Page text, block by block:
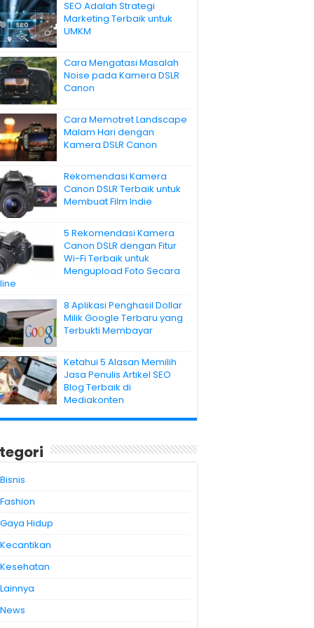
SEO Adalah Strategi
Marketing Terbaik untuk
UMKM
Cara Mengatasi Masalah
Noise pada Kamera DSLR
Canon
Cara Memotret Landscape
Malam Hari dengan
Kamera DSLR Canon
Rekomendasi Kamera
Canon DSLR Terbaik untuk
Membuat Film Indie
5 Rekomendasi Kamera
Canon DSLR dengan Fitur
Wi-Fi Terbaik untuk
Mengupload Foto Secara
8 Aplikasi Penghasil Dollar
Milik Google Terbaru yang
Terbukti Membayar
Ketahui 5 Alasan Memilih
Jasa Penulis Artikel SEO
Blog Terbaik di
Mediakonten
Bisnis
Fashion
Gaya Hidup
Kecantikan
Kesehatan
Lainnya
News